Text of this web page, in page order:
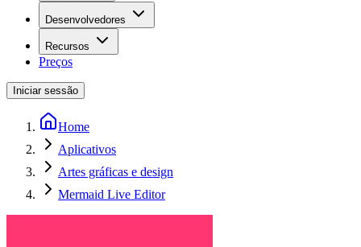
Desenvolvedores
Recursos
Preços
Iniciar sessão
Home
Aplicativos
Artes gráficas e design
Mermaid Live Editor